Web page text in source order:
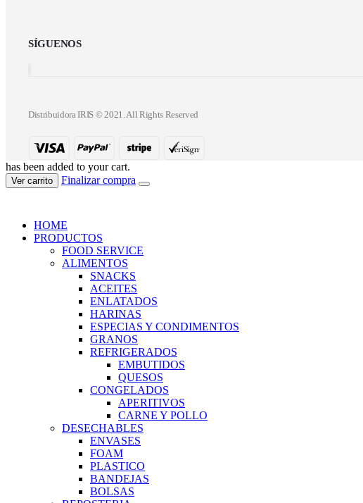
SÍGUENOS
Distribuidora IRIS © 2021. All Rights Reserved
has been added to your cart.
Ver carrito Finalizar compra
HOME
PRODUCTOS
FOOD SERVICE
ALIMENTOS
SNACKS
ACEITES
ENLATADOS
HARINAS
ESPECIAS Y CONDIMENTOS
GRANOS
REFRIGERADOS
EMBUTIDOS
QUESOS
CONGELADOS
APERITIVOS
CARNE Y POLLO
DESECHABLES
ENVASES
FOAM
PLASTICO
BANDEJAS
BOLSAS